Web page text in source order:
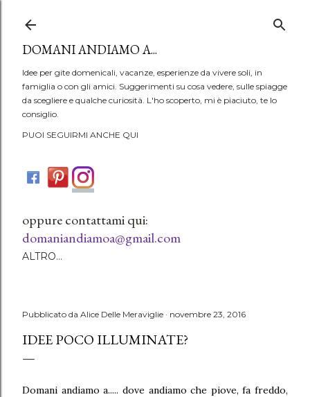
DOMANI ANDIAMO A...
Idee per gite domenicali, vacanze, esperienze da vivere soli, in
famiglia o con gli amici. Suggerimenti su cosa vedere, sulle spiagge
da scegliere e qualche curiosità. L'ho scoperto, mi è piaciuto, te lo
consiglio.
PUOI SEGUIRMI ANCHE QUI
oppure contattami qui:
domaniandiamoa@gmail.com
ALTRO…
Pubblicato da Alice Delle Meraviglie novembre 23, 2016
IDEE POCO ILLUMINATE?
Domani andiamo a..... dove andiamo che piove, fa freddo,